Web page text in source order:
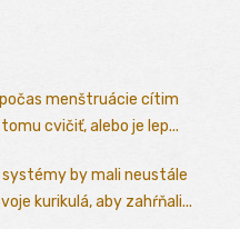
menštruácie cítim
cvičiť, alebo je lep...
by mali neustále
kurikulá, aby zahŕňali...